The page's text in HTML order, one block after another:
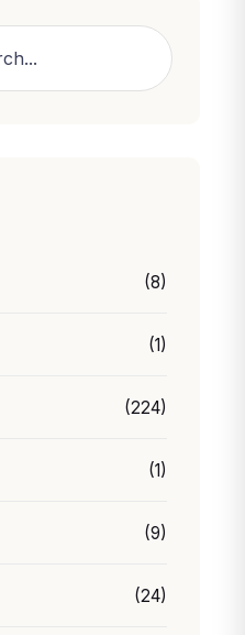
(8)
(1)
(224)
(1)
(9)
(24)